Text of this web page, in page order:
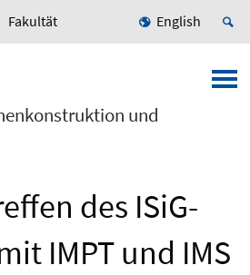
Fakultät English
und
des ISiG-
IMPT und IMS